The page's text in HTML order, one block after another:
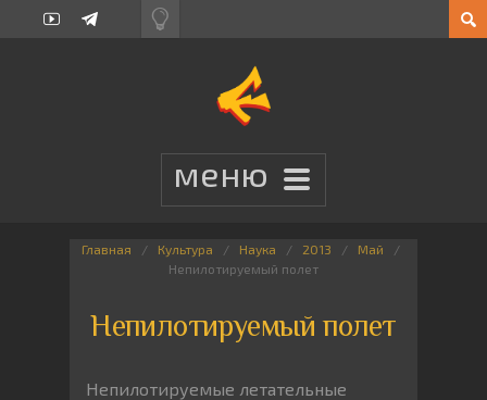
Главная Культура Наука 2013
Май
Непилотируемый полет
Непилотируемый полет
Непилотируемые летательные